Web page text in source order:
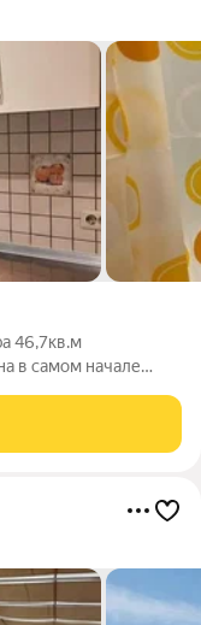
46,7кв.м
в самом начале
уехать можно в